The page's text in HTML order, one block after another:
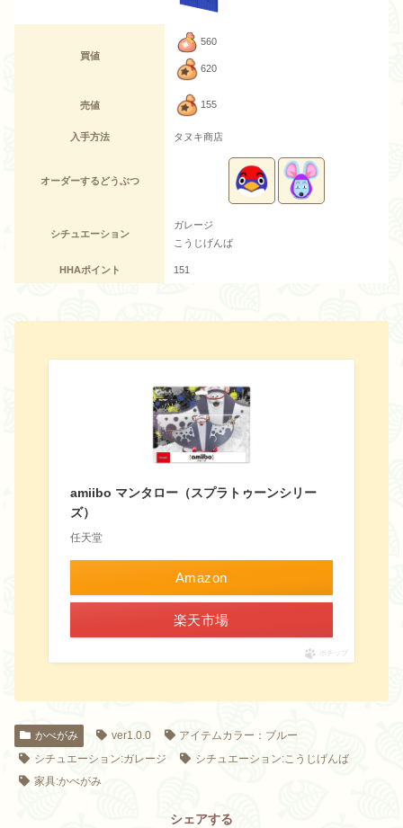
買値
560
620
売値 155
入手方法 タヌキ商店
オーダーするどうぶつ
シチュエーション
ガレージ
こうじげんば
HHAポイント 151
amiibo マンタロー（スプラトゥーンシリー
ズ）
任天堂
Amazon
楽天市場
ポチップ
かべがみ ver1.0.0
アイテムカラー：ブルー
シチュエーション:ガレージ
シチュエーション:こうじげんば
家具:かべがみ
シェアする